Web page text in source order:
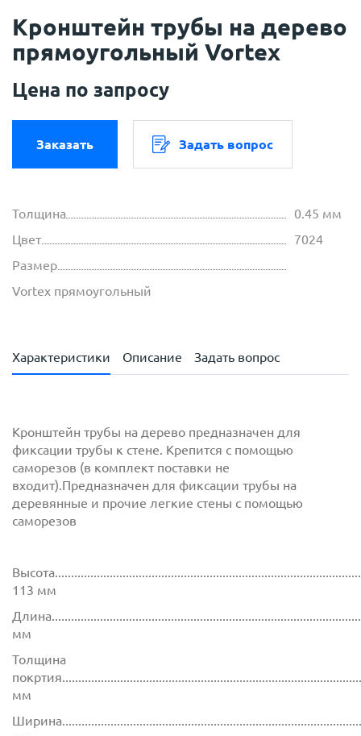
Кронштейн трубы на дерево
прямоугольный Vortex
Цена по запросу
Заказать Задать вопрос
Толщина
0.45 мм
Цвет
7024
Размер
Vortex прямоугольный
Характеристики Описание Задать вопрос
Кронштейн трубы на дерево предназначен для
фиксации трубы к стене. Крепится с помощью
саморезов (в комплект поставки не
входит).Предназначен для фиксации трубы на
деревянные и прочие легкие стены с помощью
саморезов
113 мм
мм
Толщина
мм